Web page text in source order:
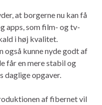
at borgerne nu kan få
apps, som film- og tv-
i høj kvalitet.
også kunne nyde godt af
får en mere stabil og
daglige opgaver.
af fibernet vil